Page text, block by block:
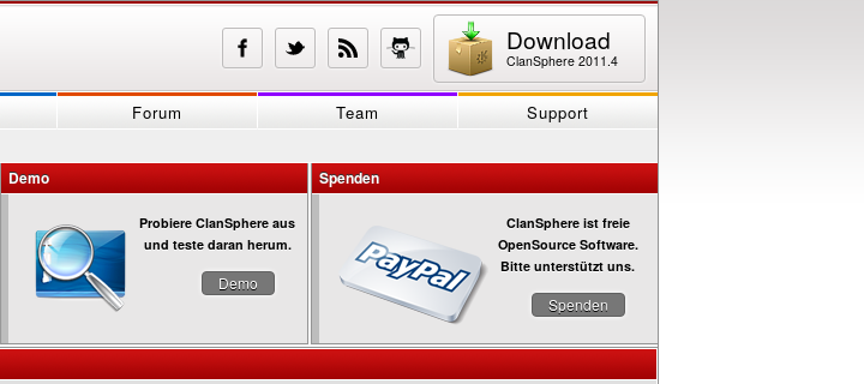
Download
ClanSphere 2011.4
Forum Team Support
Demo
Probiere ClanSphere aus
und teste daran herum.
Demo
Spenden
ClanSphere ist freie
OpenSource Software.
Bitte unterstützt uns.
Spenden